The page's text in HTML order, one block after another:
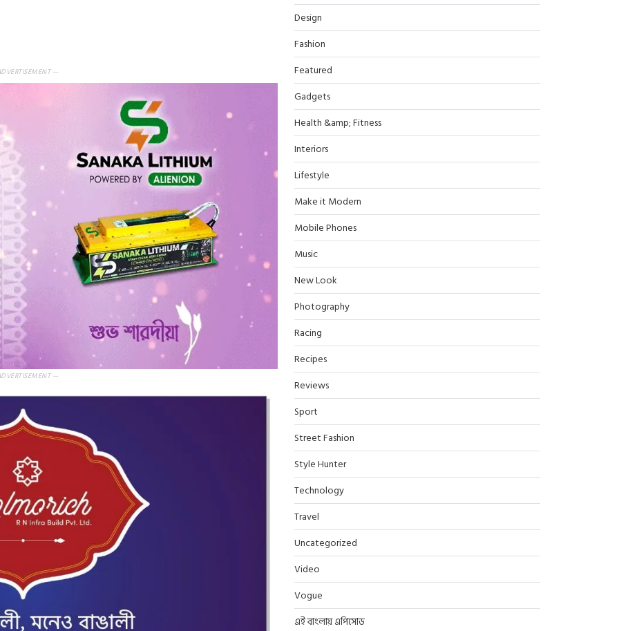
—
—
Design
Fashion
Featured
Gadgets
Health &amp; Fitness
Interiors
Lifestyle
Make it Modern
Mobile Phones
Music
New Look
Photography
Racing
Recipes
Reviews
Sport
Street Fashion
Style Hunter
Technology
Travel
Uncategorized
Video
Vogue
এই বাংলায় এপিসোড